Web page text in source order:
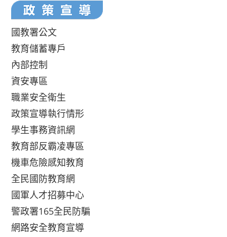
國教署公文
教育儲蓄專戶
內部控制
資安專區
職業安全衛生
政策宣導執行情形
學生事務資訊網
教育部反霸凌專區
機車危險感知教育
全民國防教育網
國軍人才招募中心
警政署165全民防騙
網路安全教育宣導